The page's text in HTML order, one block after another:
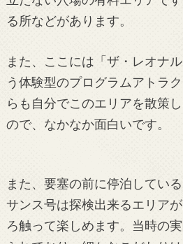
る所などがあります。
また、ここには「ザ・レオナ
う体験型のプログラムアトラ
らも自分でこのエリアを散策
ので、なかなか面白いです。
また、要塞の前に停泊してい
サンス号は探検出来るエリア
ろ触って楽しめます。当時の